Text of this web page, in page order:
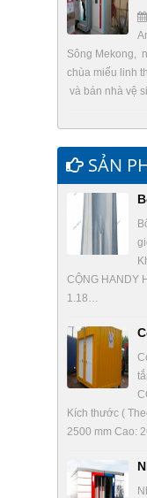
Sông Mekong,
chùa miếu linh
và bán nhà vệ
SẢN
CỘNG HANDY
1.18…
Kích thước (
2500 mm Cao: